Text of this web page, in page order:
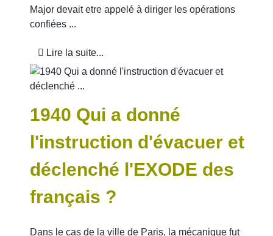
Major devait etre appelé à diriger les opérations
confiées ...
Lire la suite...
1940 Qui a donné
l'instruction d'évacuer et
déclenché l'EXODE des
français ?
Dans le cas de la ville de Paris, la mécanique fut